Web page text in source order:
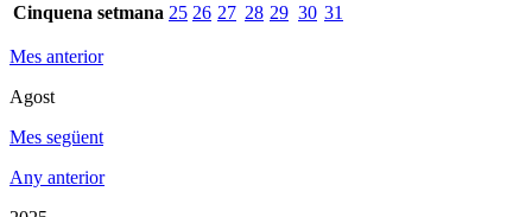
Cinquena setmana 25 26 27 28 29 30 31
Mes anterior
Agost
Mes següent
Any anterior